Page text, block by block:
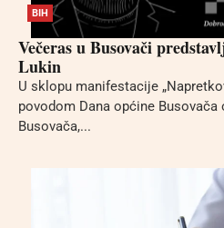
BIH
Večeras u Busovači
Lukin
U sklopu manifestacije
povodom Dana općine Busovača
Busovača,...